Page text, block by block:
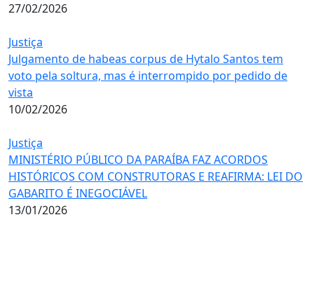
27/02/2026
Justiça
Julgamento de habeas corpus de Hytalo Santos tem
voto pela soltura, mas é interrompido por pedido de
vista
10/02/2026
Justiça
MINISTÉRIO PÚBLICO DA PARAÍBA FAZ ACORDOS
HISTÓRICOS COM CONSTRUTORAS E REAFIRMA: LEI DO
GABARITO É INEGOCIÁVEL
13/01/2026